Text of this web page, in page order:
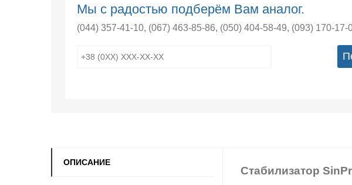
Мы с радостью подберём Вам аналог.
(044) 357-41-10, (067) 463-85-86, (050) 404-58-49, (093) 170-17-
ОПИСАНИЕ
Стабилизатор